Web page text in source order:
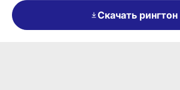
Скачать рингтон